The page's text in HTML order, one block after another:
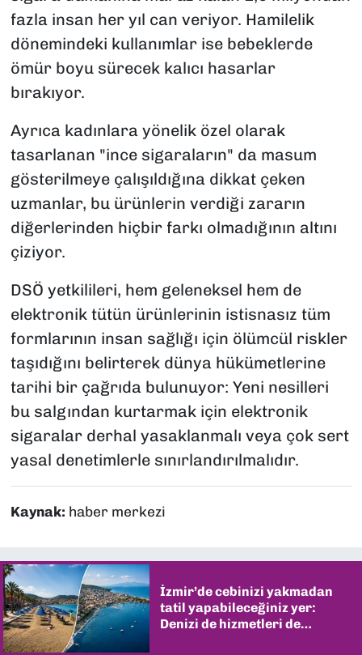
fazla insan her yıl can veriyor. Hamilelik
dönemindeki kullanımlar ise bebeklerde
ömür boyu sürecek kalıcı hasarlar
bırakıyor.
Ayrıca kadınlara yönelik özel olarak
tasarlanan "ince sigaraların" da masum
gösterilmeye çalışıldığına dikkat çeken
uzmanlar, bu ürünlerin verdiği zararın
diğerlerinden hiçbir farkı olmadığının altını
çiziyor.
DSÖ yetkilileri, hem geleneksel hem de
elektronik tütün ürünlerinin istisnasız tüm
formlarının insan sağlığı için ölümcül riskler
taşıdığını belirterek dünya hükümetlerine
tarihi bir çağrıda bulunuyor: Yeni nesilleri
bu salgından kurtarmak için elektronik
sigaralar derhal yasaklanmalı veya çok sert
yasal denetimlerle sınırlandırılmalıdır.
Kaynak: haber merkezi
İzmir’de cebinizi yakmadan
tatil yapabileceğiniz yer:
Denizi de hizmetleri de